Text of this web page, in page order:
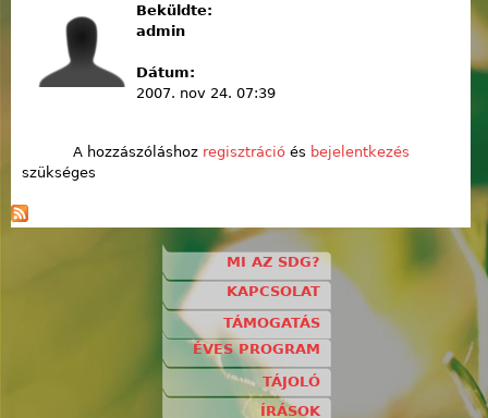
Beküldte:
admin
Dátum:
2007. nov 24. 07:39
A hozzászóláshoz regisztrációés bejelentkezés
szükséges
MI AZ SDG?
KAPCSOLAT
TÁMOGATÁS
ÉVES PROGRAM
TÁJOLÓ
ÍRÁSOK